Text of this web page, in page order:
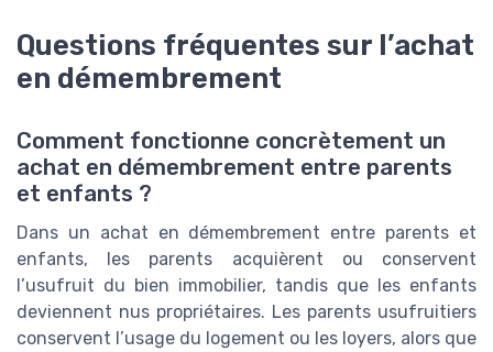
Questions fréquentes sur l’achat
en démembrement
Comment fonctionne concrètement un
achat en démembrement entre parents
et enfants ?
Dans un achat en démembrement entre parents et
enfants, les parents acquièrent ou conservent
l’usufruit du bien immobilier, tandis que les enfants
deviennent nus propriétaires. Les parents usufruitiers
conservent l’usage du logement ou les loyers, alors que